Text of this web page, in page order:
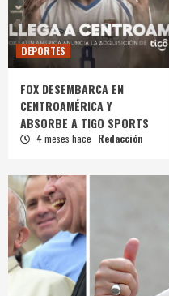
DEPORTES
FOX DESEMBARCA EN
CENTROAMÉRICA Y
ABSORBE A TIGO SPORTS
4 meses hace Redacción